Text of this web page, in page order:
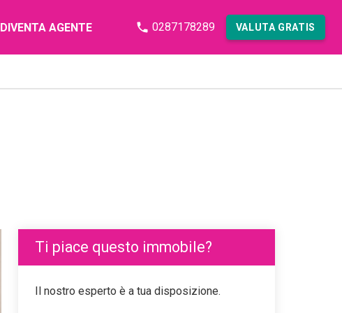
DIVENTA AGENTE 0287178289 VALUTA GRATIS
Ti piace questo immobile?
Il nostro esperto è a tua disposizione.